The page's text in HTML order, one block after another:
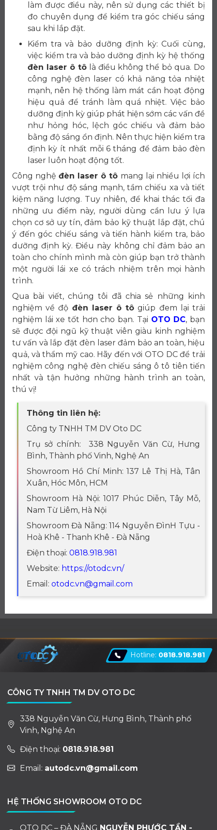
làm được điều này, nên sử dụng các thiết bị
đo chuyên dụng để kiểm tra góc chiếu sáng
sau khi lắp đặt.
Kiểm tra và bảo dưỡng định kỳ: Cuối cùng,
việc kiểm tra và bảo dưỡng định kỳ hệ thống
đèn laser ô tôlà điều không thể bỏ qua. Do
công nghệ đèn laser có khả năng tỏa nhiệt
mạnh, nên hệ thống làm mát cần hoạt động
hiệu quả để tránh làm quá nhiệt. Việc bảo
dưỡng định kỳ giúp phát hiện sớm các vấn đề
như hỏng hóc, lệch góc chiếu và đảm bảo
bằng độ sáng ổn định. Nên thực hiện kiểm tra
định kỳ ít nhất mỗi 6 tháng để đảm bảo đèn
laser luôn hoạt động tốt.
Công nghệ đèn laser ô tô mang lại nhiều lợi ích
vượt trội như độ sáng mạnh, tầm chiếu xa và tiết
kiệm năng lượng. Tuy nhiên, để khai thác tối đa
những ưu điểm này, người dùng cần lưu ý lựa
chọn cơ sở uy tín, đảm bảo kỹ thuật lắp đặt, chú
ý đến góc chiếu sáng và tiến hành kiểm tra, bảo
dưỡng định kỳ. Điều này không chỉ đảm bảo an
toàn cho chính mình mà còn giúp bạn trở thành
một người lái xe có trách nhiệm trên mọi hành
trình.
Qua bài viết, chúng tôi đã chia sẻ những kinh
nghiệm về độ đèn laser ô tô giúp đem lại trải
nghiệm lái xe tốt hơn cho bạn. Tại OTO DC, bạn
sẽ được đội ngũ kỹ thuật viên giàu kinh nghiệm
tư vấn và lắp đặt đèn laser đảm bảo an toàn, hiệu
quả, và thẩm mỹ cao. Hãy đến với OTO DC để trải
nghiệm công nghệ đèn chiếu sáng ô tô tiên tiến
nhất và tận hưởng những hành trình an toàn,
thú vị!
Thông tin liên hệ:
Công ty TNHH TM DV Oto DC
Trụ sở chính: 338 Nguyễn Văn Cừ, Hưng
Bình, Thành phố Vinh, Nghệ An
Showroom Hồ Chí Minh: 137 Lê Thị Hà, Tân
Xuân, Hóc Môn, HCM
Showroom Hà Nội: 1017 Phúc Diễn, Tây Mỗ,
Nam Từ Liêm, Hà Nội
Showroom Đà Nẵng: 114 Nguyễn ĐìnH Tựu -
Hoà Khê - Thanh Khê - Đà Nẵng
Điện thoại: 0818.918.981
Website: https://otodc.vn/
Email: otodc.vn@gmail.com
Hotline: 0818.918.981
CÔNG TY TNHH TM DV OTO DC
338 Nguyễn Văn Cừ, Hưng Bình, Thành phố
Vinh, Nghệ An
Điện thoại: 0818.918.981
Email: autodc.vn@gmail.com
HỆ THỐNG SHOWROOM OTO DC
OTO DC – ĐÀ NẴNG NGUYỄN PHƯỚC TẦN -